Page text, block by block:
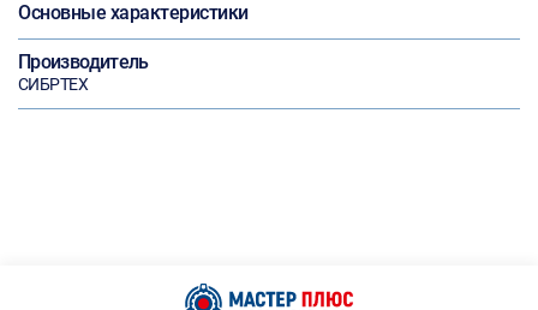
Основные характеристики
Производитель
СИБРТЕХ